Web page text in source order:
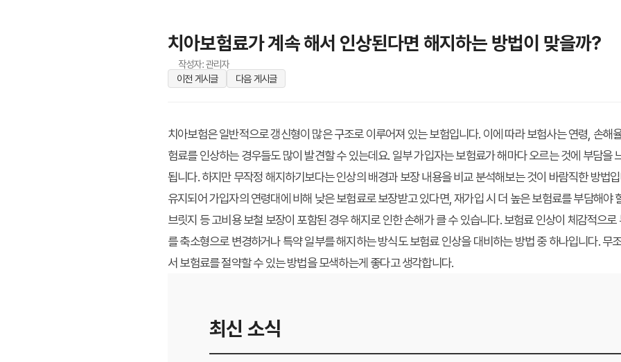
치아보험료가 계속 해서 인상된다면 해지하는 방법이 맞을까?
작성자: 관리자
이전 게시글
다음 게시글
치아보험은 일반적으로 갱신형이 많은 구조로 이루어져 있는 보험입니다. 이에 따라 보험사는 연령, 손해
험료를 인상하는 경우들도 많이 발견할 수 있는데요. 일부 가입자는 보험료가 해마다 오르는 것에 부담을
됩니다. 하지만 무작정 해지하기보다는 인상의 배경과 보장 내용을 비교 분석해보는 것이 바람직한 방법
유지되어 가입자의 연령대에 비해 낮은 보험료로 보장받고 있다면, 재가입 시 더 높은 보험료를 부담해야
브릿지 등 고비용 보철 보장이 포함된 경우 해지로 인한 손해가 클 수 있습니다. 보험료 인상이 체감적으
를 축소형으로 변경하거나 특약 일부를 해지하는 방식도 보험료 인상을 대비하는 방법 중 하나입니다. 무
서 보험료를 절약할 수 있는 방법을 모색하는게 좋다고 생각합니다.
최신 소식